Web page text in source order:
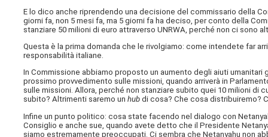
E lo dico anche riprendendo una decisione del commissario della
giorni fa, non 5 mesi fa, ma 5 giorni fa ha deciso, per conto della
stanziare 50 milioni di euro attraverso UNRWA, perché non ci sono
Questa è la prima domanda che le rivolgiamo: come intendete far
responsabilità italiane.
In Commissione abbiamo proposto un aumento degli aiuti
prossimo provvedimento sulle missioni, quando arriverà in
sulle missioni. Allora, perché non stanziare subito quei 10 milioni di
subito? Altrimenti saremo unhub di cosa? Che cosa distribuiremo?
Infine un punto politico: cosa state facendo nel dialogo con
Consiglio e anche sue, quando avete detto che il Presidente
siamo estremamente preoccupati. Ci sembra che Netanyahu non